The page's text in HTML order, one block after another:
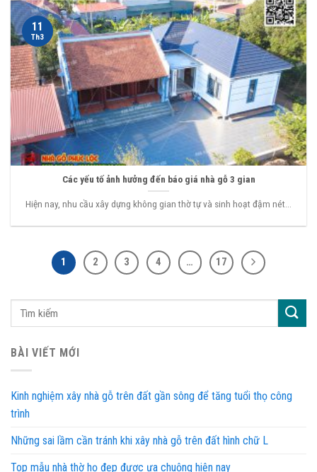
Các yếu tố ảnh hưởng đến báo giá nhà gỗ 3 gian
Hiện nay, nhu cầu xây dựng không gian thờ tự và sinh hoạt đậm nét...
11
Th3
1 2 3 4 … 17
BÀI VIẾT MỚI
Kinh nghiệm xây nhà gỗ trên đất gần sông để tăng tuổi thọ công
trình
Những sai lầm cần tránh khi xây nhà gỗ trên đất hình chữ L
Top mẫu nhà thờ họ đẹp được ưa chuộng hiện nay